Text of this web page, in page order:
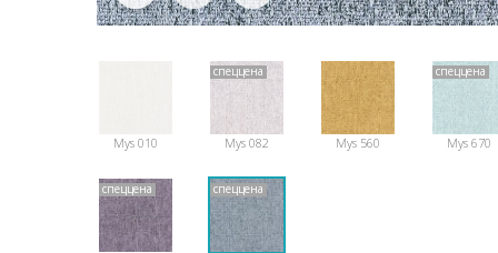
Mys 010
спеццена
Mys 082 Mys 560
спеццена
Mys 670
спеццена спеццена